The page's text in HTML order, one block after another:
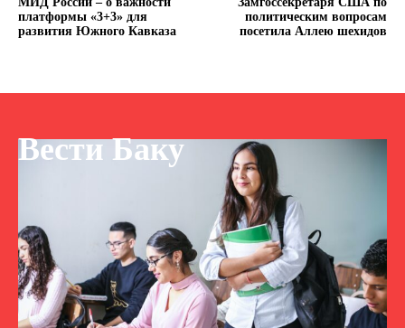
платформы «3+3» для
развития Южного Кавказа
политическим вопросам
посетила Аллею шехидов
Вести Баку